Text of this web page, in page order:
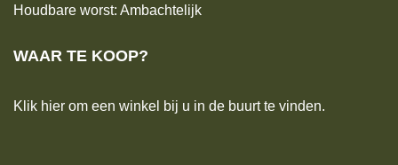
Houdbare worst: Ambachtelijk
WAAR TE KOOP?
Klik hier om een winkel bij u in de buurt te vinden.